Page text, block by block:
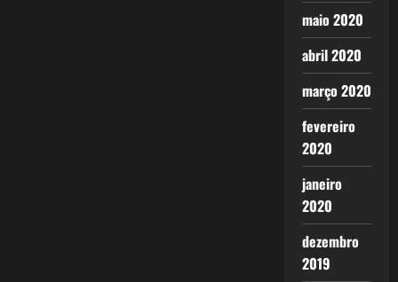
maio 2020
abril 2020
março 2020
fevereiro
2020
janeiro
2020
dezembro
2019